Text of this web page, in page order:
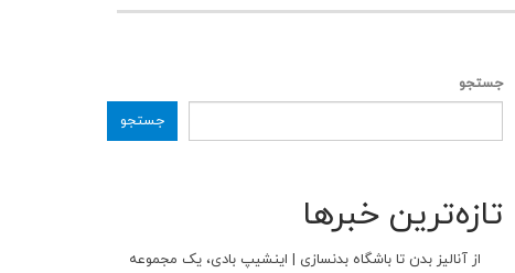
جستجو
جستجو
تازه‌ترین خبرها
از آنالیز بدن تا باشگاه بدنسازی | اینشیپ بادی، یک مجموعه